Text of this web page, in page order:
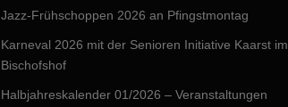
Jazz-Frühschoppen 2026 an Pfingstmontag
Karneval 2026 mit der Senioren Initiative Kaarst im
Bischofshof
Halbjahreskalender 01/2026 – Veranstaltungen